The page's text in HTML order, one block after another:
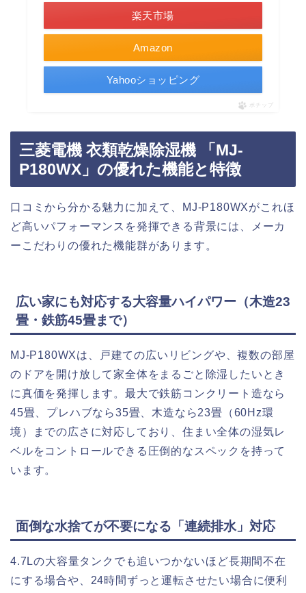
Amazon
楽天市場
Yahooショッピング
ポチップ
三菱電機 衣類乾燥除湿機 「MJ-
P180WX」の優れた機能と特徴
口コミから分かる魅力に加えて、MJ-P180WXがこれほ
ど高いパフォーマンスを発揮できる背景には、メーカ
ーこだわりの優れた機能群があります。
広い家にも対応する大容量ハイパワー（木造23
畳・鉄筋45畳まで）
MJ-P180WXは、戸建ての広いリビングや、複数の部屋
のドアを開け放して家全体をまるごと除湿したいとき
に真価を発揮します。最大で鉄筋コンクリート造なら
45畳、プレハブなら35畳、木造なら23畳（60Hz環
境）までの広さに対応しており、住まい全体の湿気レ
ベルをコントロールできる圧倒的なスペックを持って
います。
面倒な水捨てが不要になる「連続排水」対応
4.7Lの大容量タンクでも追いつかないほど長期間不在
にする場合や、24時間ずっと運転させたい場合に便利